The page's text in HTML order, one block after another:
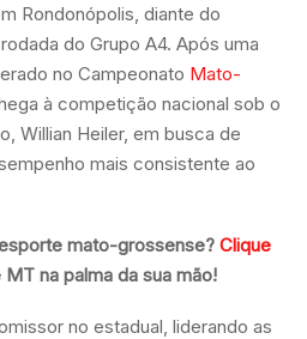
Rondonópolis, diante do
do Grupo A4. Após uma
no Campeonato Mato-
à competição nacional sob o
Willian Heiler, em busca de
mais consistente ao
mato-grossense? Clique
na palma da sua mão!
no estadual, liderando as